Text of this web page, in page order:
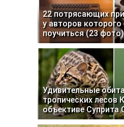
22 потрясающих
у авторов которого
поучиться (23 фото)
Удивительные
тропических лесов
объективе Суприта